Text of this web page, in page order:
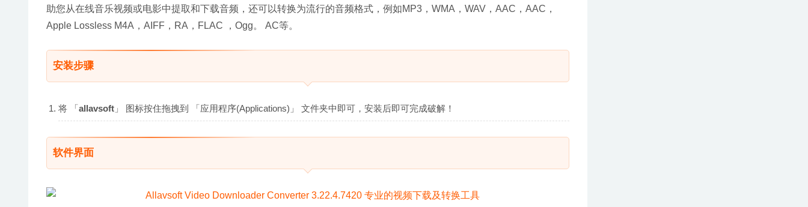
助您从在线音乐视频或电影中提取和下载音频，还可以转换为流行的音频格式，例如MP3，WMA，WAV，AAC，AAC，
Apple Lossless M4A，AIFF，RA，FLAC ，Ogg。 AC等。
安装步骤
将 「allavsoft 」 图标按住拖拽到 「应用程序(Applications)」 文件夹中即可，安装后即可完成破解！
软件界面